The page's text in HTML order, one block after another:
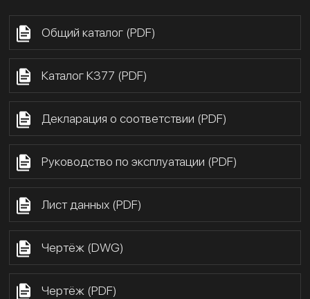
Общий каталог (PDF)
Каталог К377 (PDF)
Декларация о соответствии (PDF)
Руководство по эксплуатации (PDF)
Лист данных (PDF)
Чертёж (DWG)
Чертёж (PDF)